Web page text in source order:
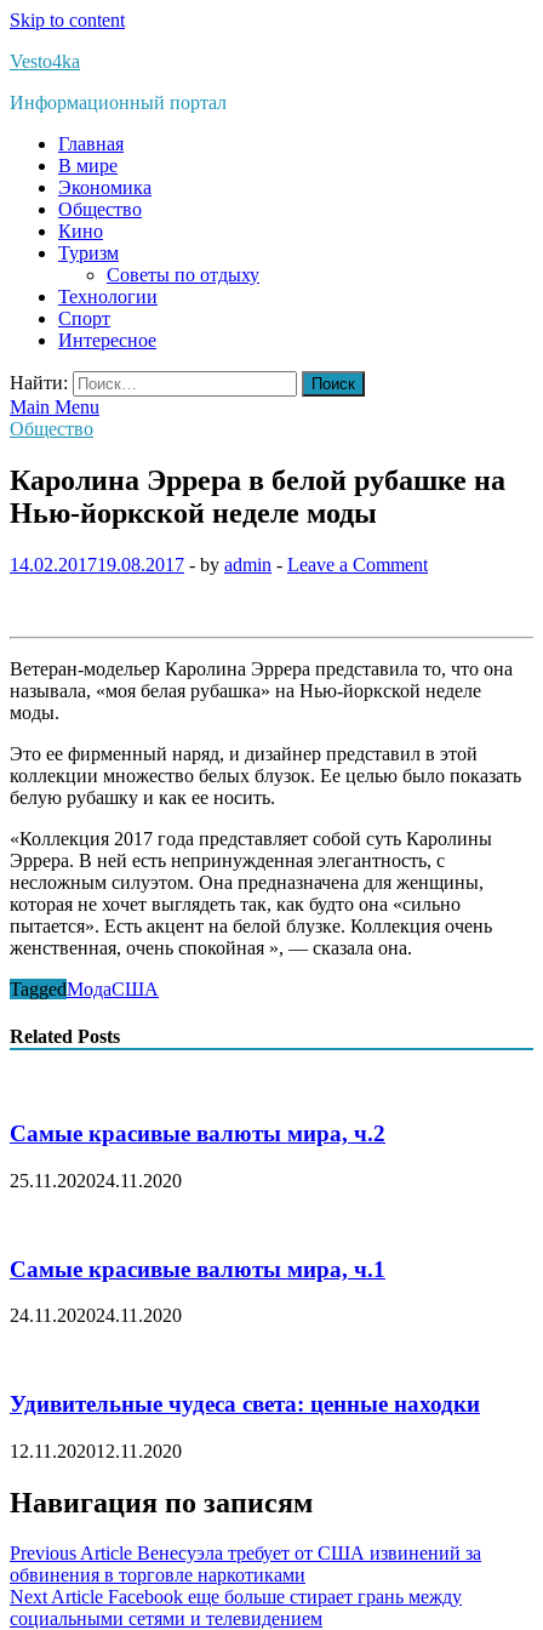
Skip to content
Vesto4ka
Информационный портал
Главная
В мире
Экономика
Общество
Кино
Туризм
Советы по отдыху
Технологии
Спорт
Интересное
Найти:
Main Menu
Общество
Каролина Эррера в белой рубашке на
Нью-йоркской неделе моды
14.02.201719.08.2017 - by admin - Leave a Comment
Ветеран-модельер Каролина Эррера представила то, что она
называла, «моя белая рубашка» на Нью-йоркской неделе
моды.
Это ее фирменный наряд, и дизайнер представил в этой
коллекции множество белых блузок. Ее целью было показать
белую рубашку и как ее носить.
«Коллекция 2017 года представляет собой суть Каролины
Эррера. В ней есть непринужденная элегантность, с
несложным силуэтом. Она предназначена для женщины,
которая не хочет выглядеть так, как будто она «сильно
пытается». Есть акцент на белой блузке. Коллекция очень
женственная, очень спокойная », — сказала она.
TaggedМодаСША
Related Posts
Самые красивые валюты мира, ч.2
25.11.202024.11.2020
Самые красивые валюты мира, ч.1
24.11.202024.11.2020
Удивительные чудеса света: ценные находки
12.11.202012.11.2020
Навигация по записям
Previous Article Венесуэла требует от США извинений за
обвинения в торговле наркотиками
Next Article Facebook еще больше стирает грань между
социальными сетями и телевидением